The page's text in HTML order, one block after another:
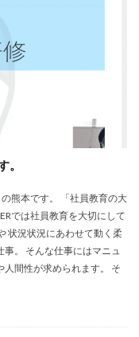
。
熊本です。 「社員教育の大
では社員教育を大切にして
状況状況にあわせて動く柔
。 そんな仕事にはマニュ
間性が求められます。 そ